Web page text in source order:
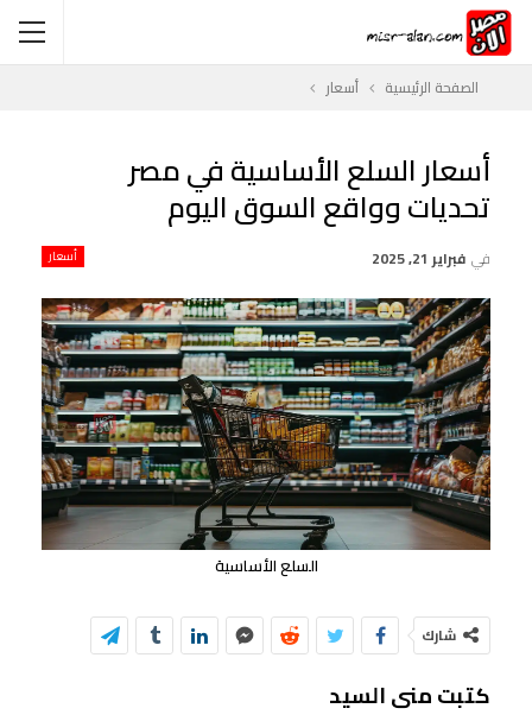
الصفحة الرئيسية أسعار
أسعار السلع الأساسية في مصر
تحديات وواقع السوق اليوم
أسعار في فبراير 21, 2025
السلع الأساسية
شارك
كتبت منى السيد